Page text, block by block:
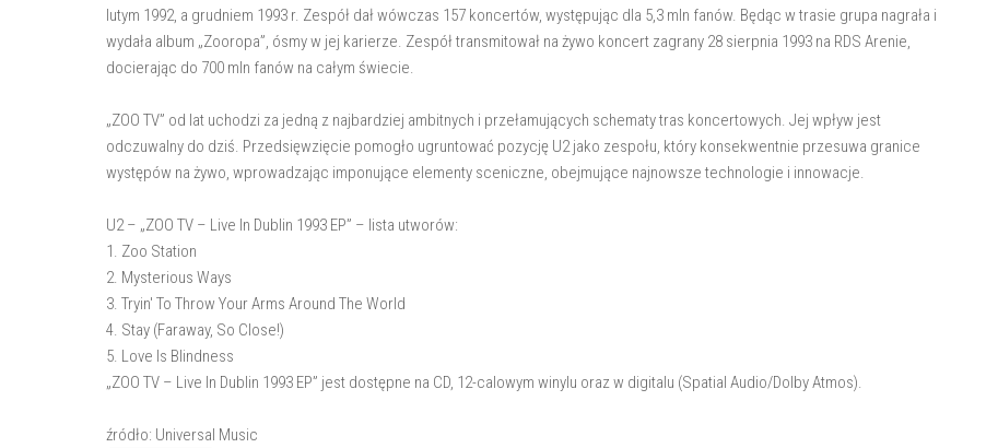
lutym 1992, a grudniem 1993 r. Zespół dał wówczas 157 koncertów, występując dla 5,3 mln fanów. Będąc w trasie grupa nagrała i
wydała album „Zooropa”, ósmy w jej karierze. Zespół transmitował na żywo koncert zagrany 28 sierpnia 1993 na RDS Arenie,
docierając do 700 mln fanów na całym świecie.
„ZOO TV” od lat uchodzi za jedną z najbardziej ambitnych i przełamujących schematy tras koncertowych. Jej wpływ jest
odczuwalny do dziś. Przedsięwzięcie pomogło ugruntować pozycję U2 jako zespołu, który konsekwentnie przesuwa granice
występów na żywo, wprowadzając imponujące elementy sceniczne, obejmujące najnowsze technologie i innowacje.
U2 – „ZOO TV – Live In Dublin 1993 EP” – lista utworów:
1. Zoo Station
2. Mysterious Ways
3. Tryin' To Throw Your Arms Around The World
4. Stay (Faraway, So Close!)
5. Love Is Blindness
„ZOO TV – Live In Dublin 1993 EP” jest dostępne na CD, 12-calowym winylu oraz w digitalu (Spatial Audio/Dolby Atmos).
źródło: Universal Music